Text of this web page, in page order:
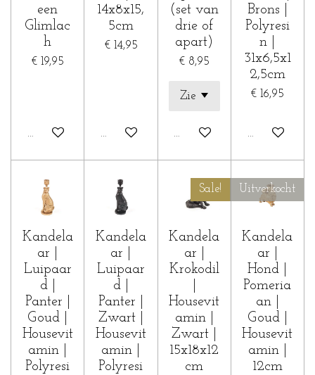
een
Glimlac
h
€ 19,95
In winkelwagen
14x8x15,
5cm
€ 14,95
Houd mij op de hoogte
(set van
drie of
apart)
€ 8,95
In winkelwagen
Brons |
Polyresi
n |
31x6,5x1
2,5cm
€ 16,95
In
Kandela
ar |
Luipaar
d |
Panter |
Goud |
Housevit
amin |
Polyresi
Kandela
ar |
Luipaar
d |
Panter |
Zwart |
Housevit
amin |
Polyresi
Sale!
Kandela
ar |
Krokodil
Housevit
amin |
Zwart |
15x18x12
cm
Uitverkocht
Kandela
ar |
Hond |
Pomeria
an |
Goud |
Housevit
amin |
12cm